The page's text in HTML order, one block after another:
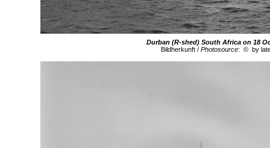
Durban (R-shed) South Africa on 18
Bildherkunft / Photosource: © by late